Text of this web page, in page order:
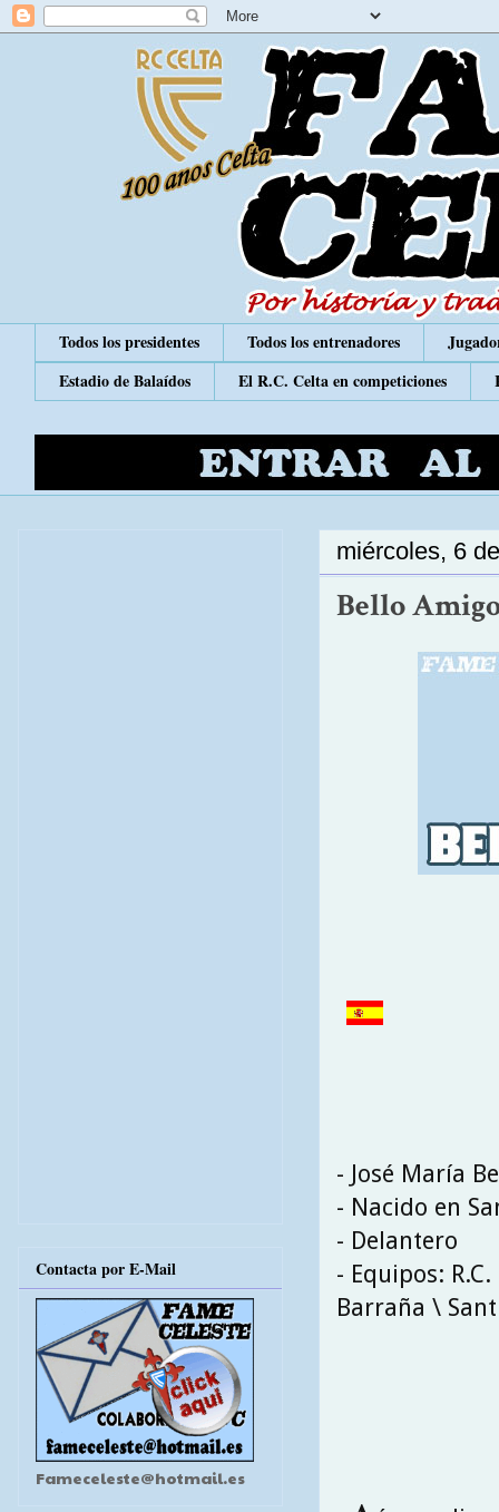
Todos los presidentes Todos los entrenadores
Estadio de Balaídos
El R.C. Celta en competiciones
miércoles, 6
Bello
- José María
- Nacido en
- Delantero
- Equipos:
Barraña \
Contacta por E-Mail
Fameceleste@hotmail.es